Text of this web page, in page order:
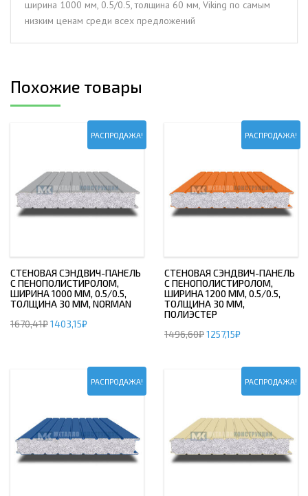
толщина
мм,
ширина 1000 мм, 0.5/0.5, толщина 60 мм, Viking по самым
низким ценам среди всех предложений
Похожие товары
РАСПРОДАЖА!
СТЕНОВАЯ СЭНДВИЧ-ПАНЕЛЬ
С ПЕНОПОЛИСТИРОЛОМ,
ШИРИНА 1000 ММ, 0.5/0.5,
ТОЛЩИНА 30 ММ, NORMAN
1670,41₽1403,15₽
РАСПРОДАЖА!
СТЕНОВАЯ СЭНДВИЧ-ПАНЕЛЬ
С ПЕНОПОЛИСТИРОЛОМ,
ШИРИНА 1200 ММ, 0.5/0.5,
ТОЛЩИНА 30 ММ,
ПОЛИЭСТЕР
1496,60₽1257,15₽
РАСПРОДАЖА! РАСПРОДАЖА!